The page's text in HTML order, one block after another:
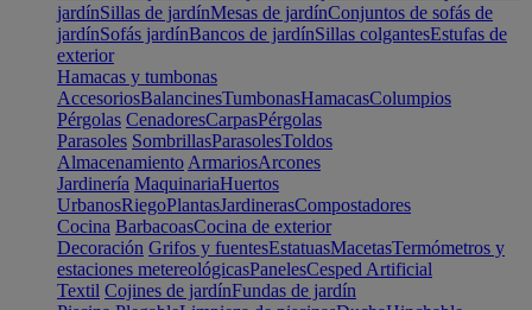
jardínSillas de jardínMesas de jardínConjuntos de sofás de
jardínSofás jardínBancos de jardínSillas colgantesEstufas de
exterior
Hamacas y tumbonas
AccesoriosBalancinesTumbonasHamacasColumpios
Pérgolas CenadoresCarpasPérgolas
Parasoles SombrillasParasolesToldos
Almacenamiento ArmariosArcones
Jardinería MaquinariaHuertos
UrbanosRiegoPlantasJardinerasCompostadores
Cocina BarbacoasCocina de exterior
Decoración Grifos y fuentesEstatuasMacetasTermómetros y
estaciones metereológicasPanelesCesped Artificial
Textil Cojines de jardínFundas de jardín